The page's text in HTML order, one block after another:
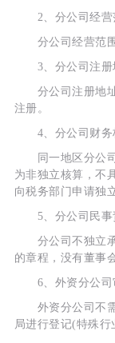
2、分公司经营
分公司经营范围
3、分公司注册
分公司注册地址
注册。
4、分公司财务
同一地区分公司
为非独立核算，不
向税务部门申请独
5、分公司民事
分公司不独立承
的章程，没有董事
6、外资分公司
外资分公司不需
局进行登记(特殊行